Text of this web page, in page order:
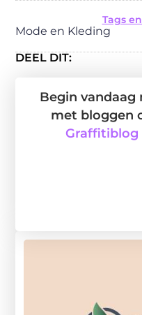
Tags
Mode en Kleding
DEEL DIT:
Begin vandaag
met bloggen
Graffitiblog